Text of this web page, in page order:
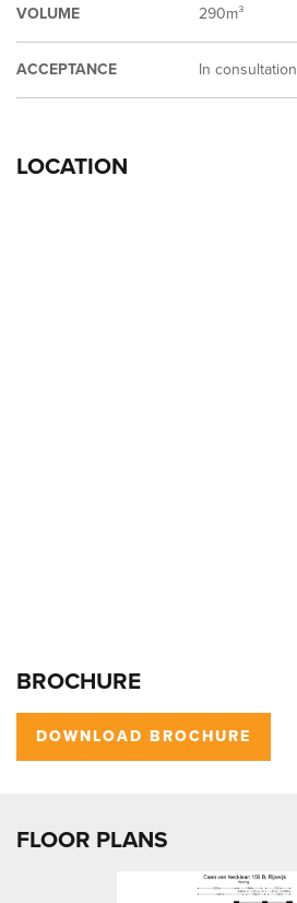
VOLUME 290m³
ACCEPTANCE In consultation
LOCATION
BROCHURE
DOWNLOAD BROCHURE
FLOOR PLANS